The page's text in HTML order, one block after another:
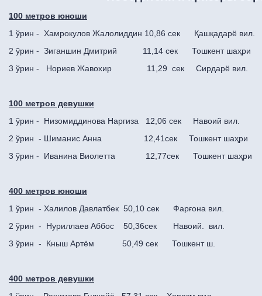
100 метров юноши
1 ўрин - Хамрокулов Жалолиддин 10,86 сек Қашқадарё вил.
2 ўрин - Зиганшин Дмитрий 11,14 сек Тошкент шаҳри
3 ўрин - Нориев Жавохир 11,29 сек Сирдарё вил.
100 метров девушки
1 ўрин - Низомиддинова Наргиза 12,06 сек Навоий вил.
2 ўрин - Шиманис Анна 12,41сек Тошкент шаҳри
3 ўрин - Иванина Виолетта 12,77сек Тошкент шаҳри
400 метров юноши
1 ўрин - Халилов Давлатбек 50,10 сек Фарғона вил.
2 ўрин - Нуриллаев Аббос 50,36сек Навоий. вил.
3 ўрин - Кныш Артём 50,49 сек Тошкент ш.
400 метров девушки